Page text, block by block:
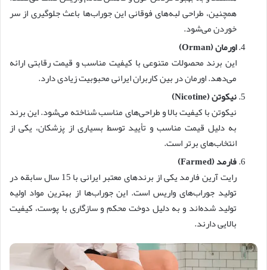
همچنین، طراحی لبه‌های فوقانی این جوراب‌ها باعث جلوگیری از سر
خوردن می‌شود.
اورمان (Orman)
این برند محصولات متنوعی با کیفیت مناسب و قیمت رقابتی ارائه
می‌دهد. اورمان در بین کاربران ایرانی محبوبیت زیادی دارد.
نیکوتن (Nicotine)
نیکوتن با کیفیت بالا و طراحی‌های مناسب شناخته می‌شود. این برند
به دلیل قیمت مناسب و تأیید توسط بسیاری از پزشکان، یکی از
انتخاب‌های برتر است.
فارمد (Farmed)
رایت آرین فارمد یکی از برندهای معتبر ایرانی با 15 سال سابقه در
تولید جوراب‌های واریس است. این جوراب‌ها از بهترین مواد اولیه
تولید شده‌اند و به دلیل دوخت محکم و سازگاری با پوست، کیفیت
بالایی دارند.